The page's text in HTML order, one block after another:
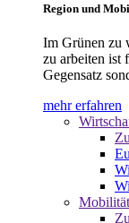
Region und
Im Grünen zu
zu arbeiten ist
Gegensatz
mehr erfahren
Mobilität